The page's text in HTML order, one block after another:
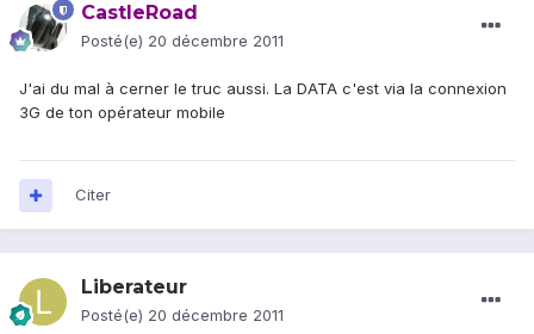
CastleRoad
Posté(e) 20 décembre 2011
J'ai du mal à cerner le truc aussi. La DATA c'est via la connexion
3G de ton opérateur mobile
Citer
Liberateur
Posté(e) 20 décembre 2011